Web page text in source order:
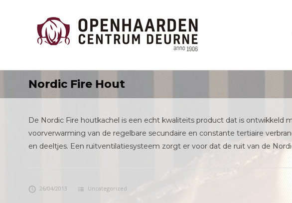
Nordic Fire Hout
De Nordic Fire houtkachel is een echt kwaliteits product dat is
voorverwarming van de regelbare secundaire en constante tertiaire
en deeltjes. Een ruitventilatiesysteem zorgt er voor dat de ruit van de
26/04/2013 Uncategorized